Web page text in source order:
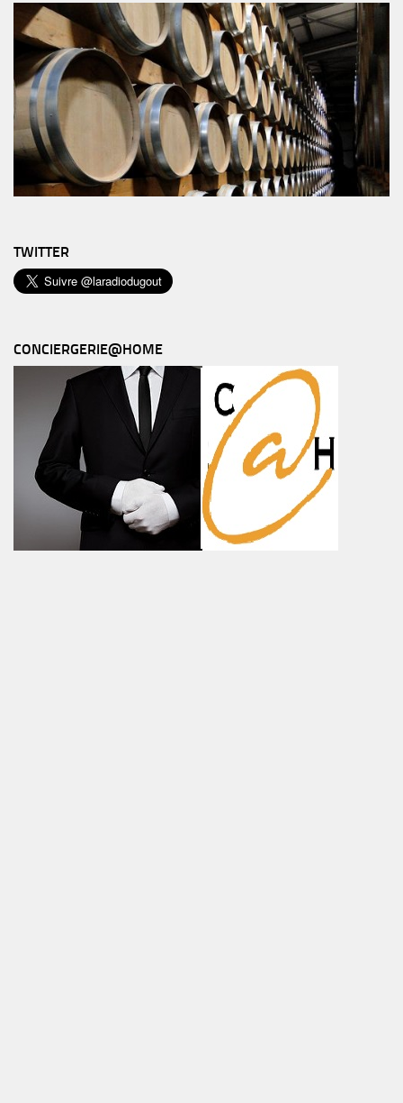
TWITTER
CONCIERGERIE@HOME